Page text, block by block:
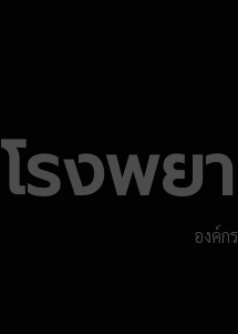
โรงพย
องค์